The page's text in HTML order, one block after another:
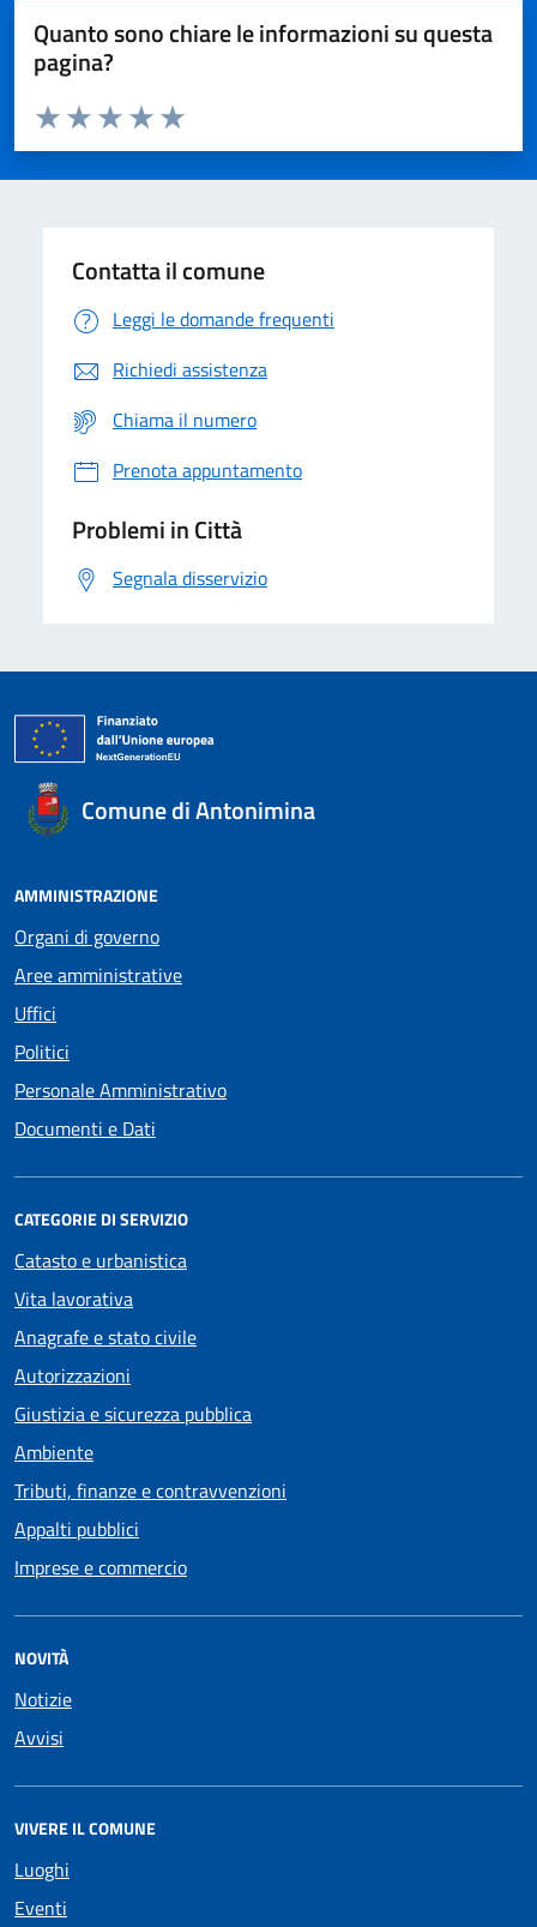
Quanto sono chiare le informazioni su questa
pagina?
Domanda
Valuta da 1 a 5 stelle la pagina
Valuta 5 stelle su 5
Valuta 4 stelle su 5
Valuta 3 stelle su 5
Valuta 2 stelle su 5
Valuta 1 stelle su 5
Contatta il comune
Leggi le domande frequenti
Richiedi assistenza
Chiama il numero
Prenota appuntamento
Problemi in Città
Segnala disservizio
Comune di Antonimina
AMMINISTRAZIONE
Organi di governo
Aree amministrative
Uffici
Politici
Personale Amministrativo
Documenti e Dati
CATEGORIE DI SERVIZIO
Catasto e urbanistica
Vita lavorativa
Anagrafe e stato civile
Autorizzazioni
Giustizia e sicurezza pubblica
Ambiente
Tributi, finanze e contravvenzioni
Appalti pubblici
Imprese e commercio
NOVITÀ
Notizie
Avvisi
VIVERE IL COMUNE
Luoghi
Eventi